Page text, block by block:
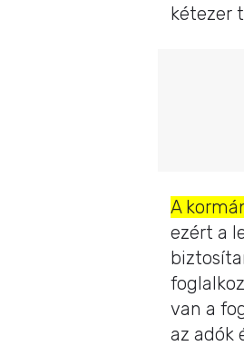
kétezer
A
ezért a
van a
az adók